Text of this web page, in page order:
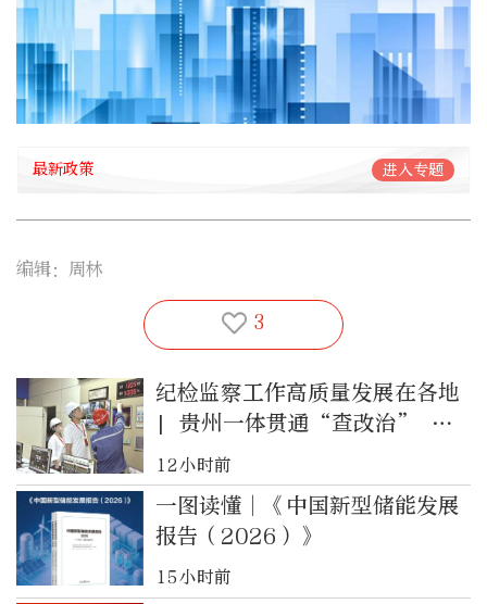
最新政策 进入专题
编辑：周林
3
纪检监察工作高质量发展在各地
| 贵州一体贯通“查改治” 护
航招标投标市场规范健康发展
12小时前
一图读懂︱《中国新型储能发展
报告（2026）》
15小时前